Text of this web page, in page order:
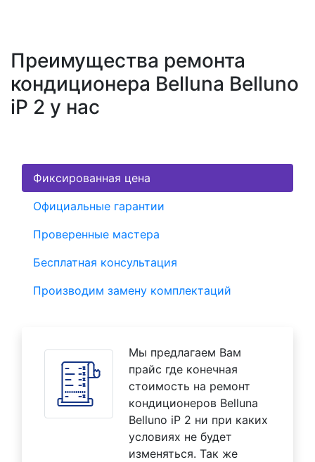
Преимущества ремонта
кондиционера Belluna Belluno
iP 2 у нас
Фиксированная цена
Официальные гарантии
Проверенные мастера
Бесплатная консультация
Производим замену комплектаций
Мы предлагаем Вам
прайс где конечная
стоимость на ремонт
кондиционеров Belluna
Belluno iP 2 ни при каких
условиях не будет
изменяться. Так же